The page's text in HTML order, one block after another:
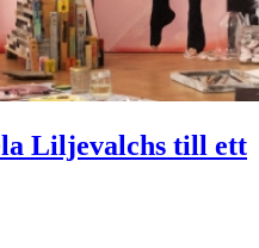
Liljevalchs till ett